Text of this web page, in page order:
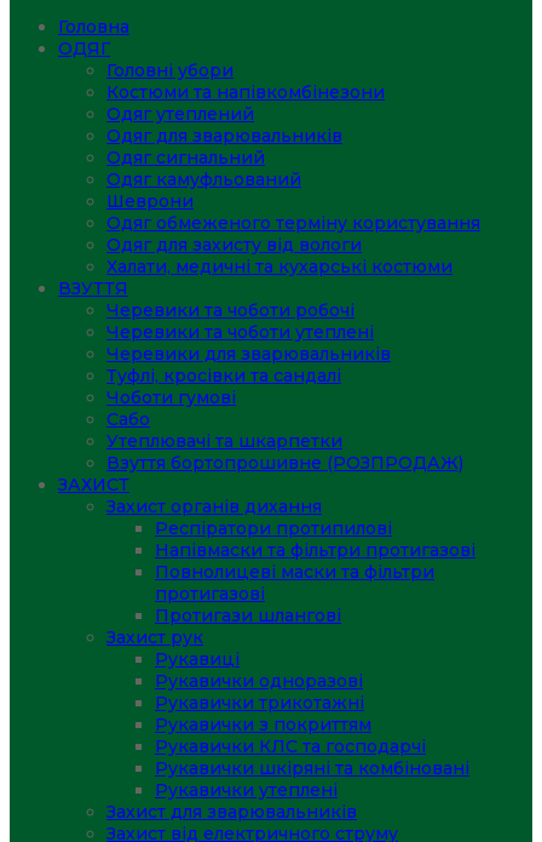
Головна
ОДЯГ
Головні убори
Костюми та напівкомбінезони
Одяг утеплений
Одяг для зварювальників
Одяг сигнальний
Одяг камуфльований
Шеврони
Одяг обмеженого терміну користування
Одяг для захисту від вологи
Халати, медичні та кухарські костюми
ВЗУТТЯ
Черевики та чоботи робочі
Черевики та чоботи утеплені
Черевики для зварювальників
Туфлі, кросівки та сандалі
Чоботи гумові
Сабо
Утеплювачі та шкарпетки
Взуття бортопрошивне (РОЗПРОДАЖ)
ЗАХИСТ
Захист органів дихання
Респіратори протипилові
Напівмаски та фільтри протигазові
Повнолицеві маски та фільтри
протигазові
Протигази шлангові
Захист рук
Рукавиці
Рукавички одноразові
Рукавички трикотажні
Рукавички з покриттям
Рукавички КЛС та господарчі
Рукавички шкіряні та комбіновані
Рукавички утеплені
Захист для зварювальників
Захист від електричного струму